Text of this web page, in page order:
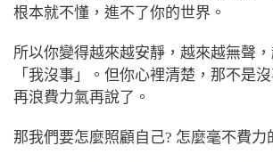
根本就不懂，進不了你的世界。
所以你變得越來越安靜，越來越無聲
「我沒事」。但你心裡清楚，那不是
再浪費力氣再說了。
那我們要怎麼照顧自己? 怎麼毫不費力